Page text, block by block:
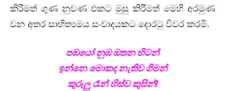
කිරීමත් ගුණ නුවණ එකට මුසු කිරීමත් මෙහි අරමුණ
වන අතර සාහිත්‍යමය සංවාදයකට දොරටු විවර කරමි.
පඹයෝ නුඹ ඔතන හිටන්
ඉන්නෙ මොකද නැතිව ගිමන්
කුරුලු රෑන් හිස්ව කුසින්!